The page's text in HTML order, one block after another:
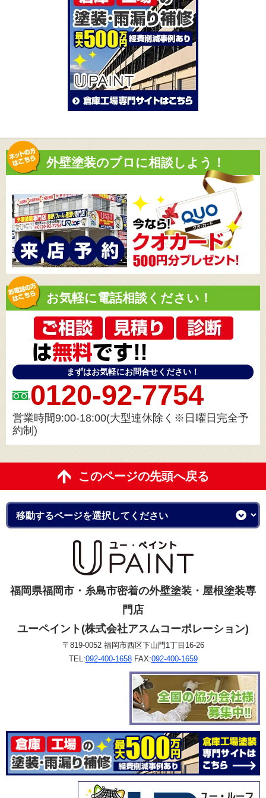
外壁塗装のプロに相談しよう！
お気軽に電話相談ください！
まずはお気軽にお問合せください！
0120-92-7754
営業時間9:00-18:00(大型連休除く※日曜日完全予
約制)
このページの先頭へ戻る
福岡県福岡市・糸島市密着の外壁塗装・屋根塗装専
門店
ユーペイント(株式会社アスムコーポレーション)
〒819-0052 福岡市西区下山門1丁目16-26
TEL:092-400-1658FAX:092-400-1659